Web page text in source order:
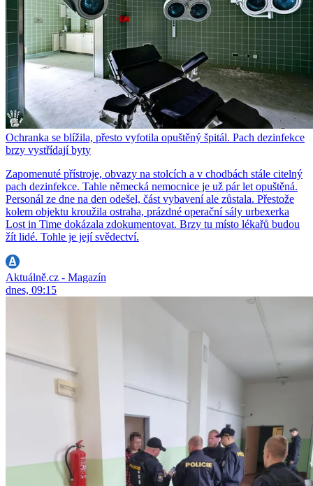
Ochranka se blížila, přesto vyfotila opuštěný špitál. Pach dezinfekce
brzy vystřídají byty
Zapomenuté přístroje, obvazy na stolcích a v chodbách stále citelný
pach dezinfekce. Tahle německá nemocnice je už pár let opuštěná.
Personál ze dne na den odešel, část vybavení ale zůstala. Přestože
kolem objektu kroužila ostraha, prázdné operační sály urbexerka
Lost in Time dokázala zdokumentovat. Brzy tu místo lékařů budou
žít lidé. Tohle je její svědectví.
Aktuálně.cz - Magazín
dnes, 09:15